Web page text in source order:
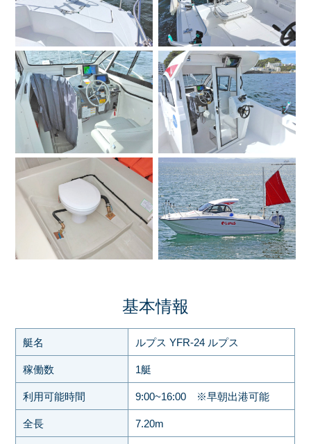
基本情報
艇名 ルプス YFR-24 ルプス
稼働数 1艇
利用可能時間 9:00~16:00 ※早朝出港可能
全長 7.20m